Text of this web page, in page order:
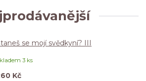
se mojí svědkyní? III
3 ks
Kč